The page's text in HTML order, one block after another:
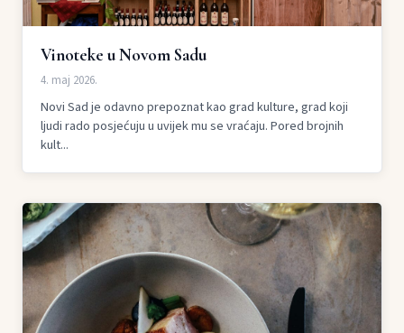
Vinoteke u Novom Sadu
4. maj 2026.
Novi Sad je odavno prepoznat kao grad kulture, grad koji
ljudi rado posjećuju u uvijek mu se vraćaju. Pored brojnih
kult...